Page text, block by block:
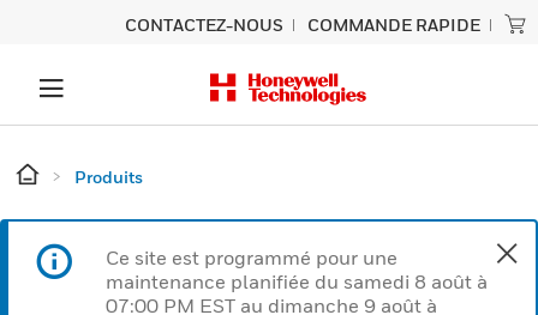
CONTACTEZ-NOUS COMMANDE RAPIDE
Produits
Ce site est programmé pour une
maintenance planifiée du samedi 8 août à
07:00 PM EST au dimanche 9 août à